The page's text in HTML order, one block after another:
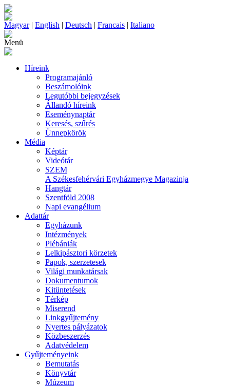
Magyar| English | Deutsch | Francais | Italiano
Menü
Híreink
Programajánló
Beszámolóink
Legutóbbi bejegyzések
Állandó híreink
Eseménynaptár
Keresés, szűrés
Ünnepkörök
Média
Képtár
Videótár
SZEM
A Székesfehérvári Egyházmegye Magazinja
Hangtár
Szentföld 2008
Napi evangélium
Adattár
Egyházunk
Intézmények
Plébániák
Lelkipásztori körzetek
Papok, szerzetesek
Világi munkatársak
Dokumentumok
Kitüntetések
Térkép
Miserend
Linkgyűjtemény
Nyertes pályázatok
Közbeszerzés
Adatvédelem
Gyűjteményeink
Bemutatás
Könyvtár
Múzeum